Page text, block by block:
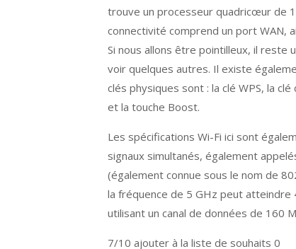
trouve un processeur quadricœur de
connectivité comprend un port WAN,
Si nous allons être pointilleux, il reste
voir quelques autres. Il existe
clés physiques sont : la clé WPS, la
et la touche Boost.
Les spécifications Wi-Fi ici sont
signaux simultanés, également
(également connue sous le nom de
la fréquence de 5 GHz peut
utilisant un canal de données de 160
7/10 ajouter à la liste de souhaits 0